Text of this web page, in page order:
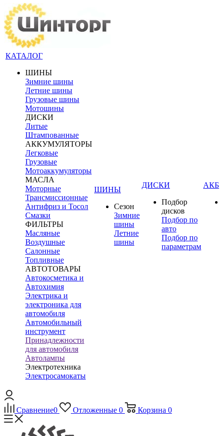
КАТАЛОГ
ШИНЫ
Зимние шины
Летние шины
Грузовые шины
Мотошины
ДИСКИ
Литые
Штампованные
АККУМУЛЯТОРЫ
Легковые
Грузовые
Мотоаккумуляторы
МАСЛА
Моторные
Трансмиссионные
Антифриз и Тосол
Смазки
ФИЛЬТРЫ
Масляные
Воздушные
Салонные
Топливные
АВТОТОВАРЫ
Автокосметика и
Автохимия
Электрика и
электроника для
автомобиля
Автомобильный
инструмент
Принадлежности
для автомобиля
Автолампы
Электротехника
Электросамокаты
ШИНЫ
Сезон
Зимние
шины
Летние
шины
ДИСКИ
Подбор
дисков
Подбор по
авто
Подбор по
параметрам
АКБ
Сравнение0 Отложенные 0 Корзина 0